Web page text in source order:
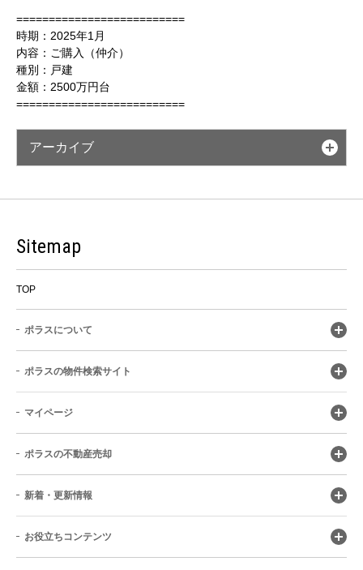
==========================
時期：2025年1月
内容：ご購入（仲介）
種別：戸建
金額：2500万円台
==========================
アーカイブ
Sitemap
TOP
ポラスについて
ポラスの物件検索サイト
マイページ
ポラスの不動産売却
新着・更新情報
お役立ちコンテンツ